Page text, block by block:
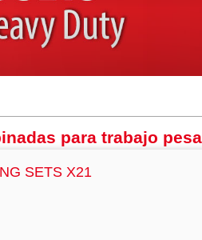
para trabajo
SETS X21